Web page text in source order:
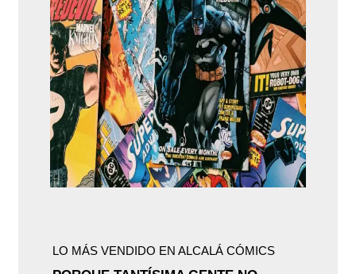
LO MÁS VENDIDO EN ALCALÁ CÓMICS